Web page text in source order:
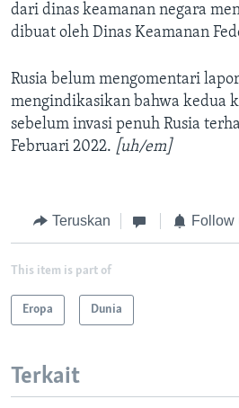
dari dinas keamanan negara
dibuat oleh Dinas Keamanan
Rusia belum mengomentari
mengindikasikan bahwa kedua
sebelum invasi penuh Rusia
Februari 2022. [uh/em]
Teruskan Follow
This item is part of
Eropa Dunia
Terkait